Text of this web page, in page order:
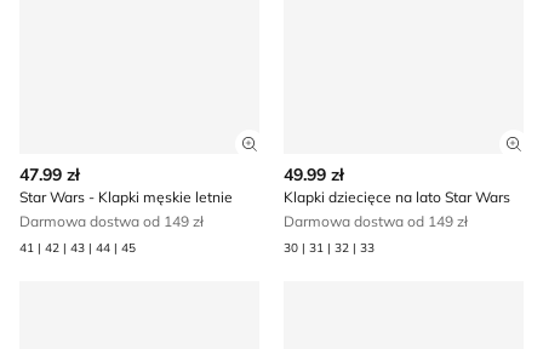
Zobacz szczegóły produktu
47.99 zł
Star Wars - Klapki męskie letnie
Darmowa dostwa od 149 zł
41 | 42 | 43 | 44 | 45
49.99 zł
Klapki dziecięce na lato Star Wars
Darmowa dostwa od 149 zł
30 | 31 | 32 | 33